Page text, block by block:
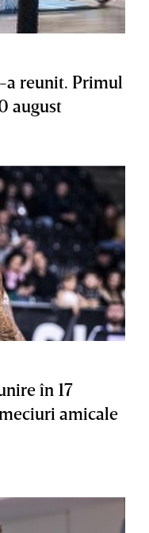
a reunit. Primul
august
în 17
amicale